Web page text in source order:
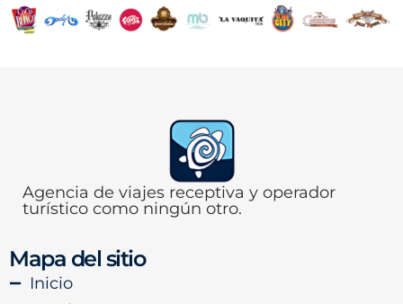
Agencia de viajes receptiva y operador
turístico como ningún otro.
Mapa del sitio
Inicio